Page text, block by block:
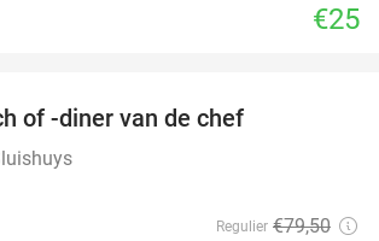
€25
of -diner van de chef
Regulier €79,50